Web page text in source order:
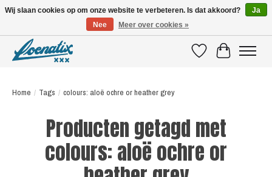
VerlanglijstWinkelwagen
Home / Tags / colours: aloë ochre or heather grey
Producten getagd met
colours: aloë ochre or
Wij slaan cookies op om onze website te verbeteren. Is dat akkoord?
Ja
Nee
Meer over cookies »